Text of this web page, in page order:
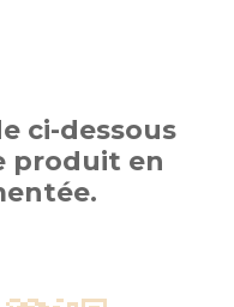
ci-dessous
produit en